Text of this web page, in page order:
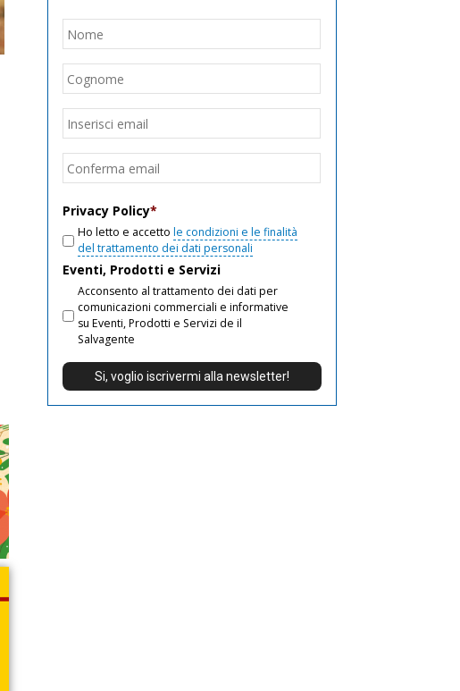
Nome
Email
Privacy Policy*
Ho letto e accetto le condizioni e le finalità
del trattamento dei dati personali
Eventi, Prodotti e Servizi
Acconsento al trattamento dei dati per
comunicazioni commerciali e informative
su Eventi, Prodotti e Servizi de il
Salvagente